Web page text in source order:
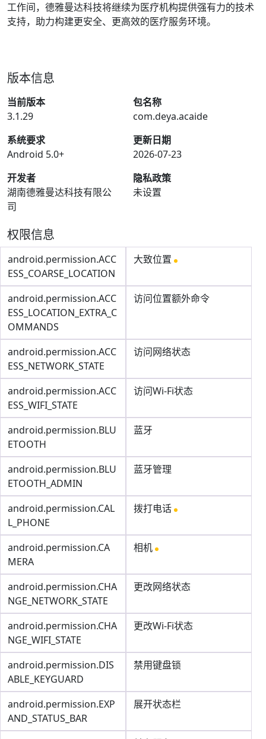
工作间，德雅曼达科技将继续为医疗机构提供强有力的技术
支持，助力构建更安全、更高效的医疗服务环境。
版本信息
当前版本
3.1.29
包名称
com.deya.acaide
系统要求
Android 5.0+
更新日期
2026-07-23
开发者
湖南德雅曼达科技有限公
司
隐私政策
未设置
权限信息
android.permission.ACC
ESS_COARSE_LOCATION
大致位置
android.permission.ACC
ESS_LOCATION_EXTRA_C
OMMANDS
访问位置额外命令
android.permission.ACC
ESS_NETWORK_STATE
访问网络状态
android.permission.ACC
ESS_WIFI_STATE
访问Wi-Fi状态
android.permission.BLU
ETOOTH
蓝牙
android.permission.BLU
ETOOTH_ADMIN
蓝牙管理
android.permission.CAL
L_PHONE
拨打电话
android.permission.CA
MERA
相机
android.permission.CHA
NGE_NETWORK_STATE
更改网络状态
android.permission.CHA
NGE_WIFI_STATE
更改Wi-Fi状态
android.permission.DIS
ABLE_KEYGUARD
禁用键盘锁
android.permission.EXP
AND_STATUS_BAR
展开状态栏